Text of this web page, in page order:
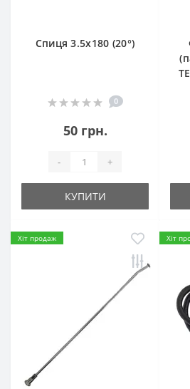
Спиця 3.5х180 (20°)
0
50 грн.
- +
КУПИТИ
Хіт продаж Хіт